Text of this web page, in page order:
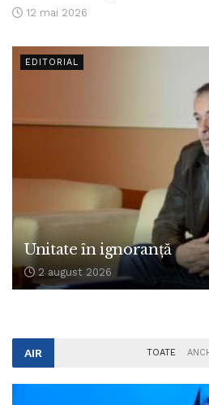
12 mai 2026
EDITORIAL
Unitate în ignoranță
2 august 2026
AIR TOATE